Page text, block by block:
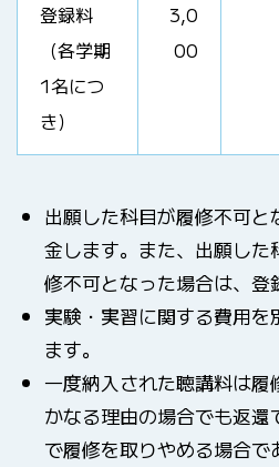
登録料
（各学期
1名につ
き）
3,0
00
出願した科目が履修不可
金します。また、出願した
修不可となった場合は、登
実験・実習に関する費用
ます。
一度納入された聴講料は
かなる理由の場合でも返
で履修を取りやめる場合